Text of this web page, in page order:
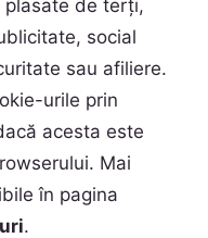
plasate de terți,
social
sau afiliere.
urile prin
acesta este
Mai
în pagina
.